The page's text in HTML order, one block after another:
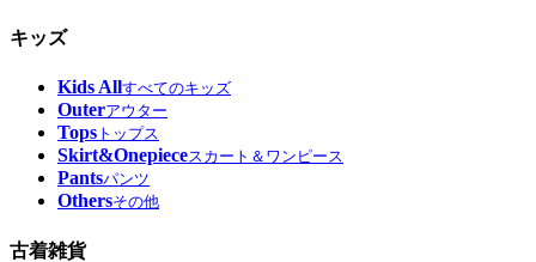
キッズ
Kids Allすべてのキッズ
Outerアウター
Tops トップス
Skirt&Onepieceスカート＆ワンピース
Pantsパンツ
Othersその他
古着雑貨